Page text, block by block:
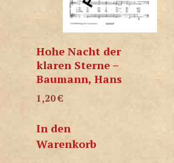
Hohe Nacht der
klaren Sterne –
Baumann, Hans
1,20€
In den
Warenkorb